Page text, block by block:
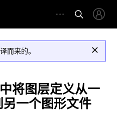
而来的。
将图层定义从一
一个图形文件